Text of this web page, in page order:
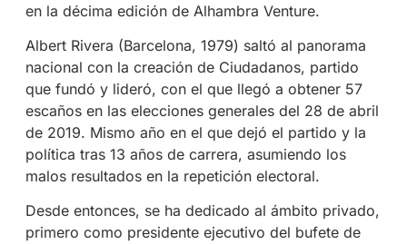
en la décima edición de Alhambra Venture.
Albert Rivera (Barcelona, 1979) saltó al panorama
nacional con la creación de Ciudadanos, partido
que fundó y lideró, con el que llegó a obtener 57
escaños en las elecciones generales del 28 de abril
de 2019. Mismo año en el que dejó el partido y la
política tras 13 años de carrera, asumiendo los
malos resultados en la repetición electoral.
Desde entonces, se ha dedicado al ámbito privado,
primero como presidente ejecutivo del bufete de